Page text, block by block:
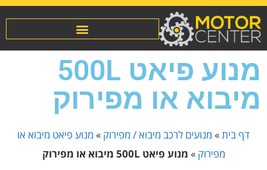
מנוע פיאט 500L
מיבוא או מפירוק
דף בית » מנועים לרכב מיבוא / מפירוק » מנוע פיאט מיבוא או
מפירוק » מנוע פיאט 500L מיבוא או מפירוק